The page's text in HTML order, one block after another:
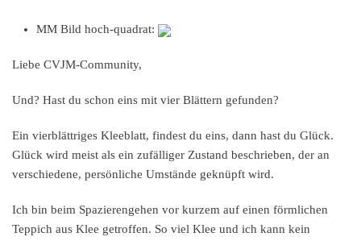
MM Bild hoch-quadrat:
Liebe CVJM-Community,
Und? Hast du schon eins mit vier Blättern gefunden?
Ein vierblättriges Kleeblatt, findest du eins, dann hast du Glück.
Glück wird meist als ein zufälliger Zustand beschrieben, der an
verschiedene, persönliche Umstände geknüpft wird.
Ich bin beim Spazierengehen vor kurzem auf einen förmlichen
Teppich aus Klee getroffen. So viel Klee und ich kann kein